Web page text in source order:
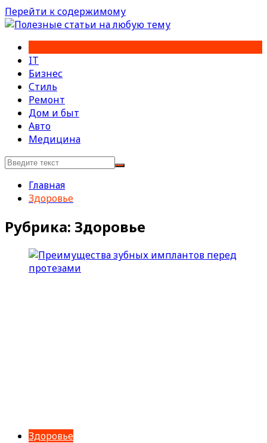
Перейти к содержимому
IT
Бизнес
Стиль
Ремонт
Дом и быт
Авто
Медицина
Главная
Здоровье
Рубрика: Здоровье
Здоровье